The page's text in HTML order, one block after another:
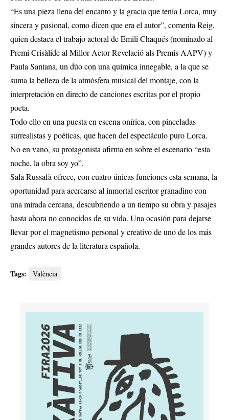
“Es una pieza llena del encanto y la gracia que tenía Lorca, muy
sincera y pasional, como dicen que era el autor”, comenta Reig,
quien destaca el trabajo actoral de Emili Chaqués (nominado al
Premi Crisàlide al Millor Actor Revelació als Premis AAPV) y
Paula Santana, un dúo con una química innegable, a la que se
suma la belleza de la atmósfera musical del montaje, con la
interpretación en directo de canciones escritas por el propio
poeta.
Todo ello en una puesta en escena onírica, con pinceladas
surrealistas y poéticas, que hacen del espectáculo puro Lorca.
No en vano, su protagonista afirma en sobre el escenario “esta
noche, la obra soy yo”.
Sala Russafa ofrece, con cuatro únicas funciones esta semana, la
oportunidad para acercarse al inmortal escritor granadino con
una mirada cercana, descubriendo a un tiempo su obra y pasajes
hasta ahora no conocidos de su vida. Una ocasión para dejarse
llevar por el magnetismo personal y creativo de uno de los más
grandes autores de la literatura española.
Tags: València